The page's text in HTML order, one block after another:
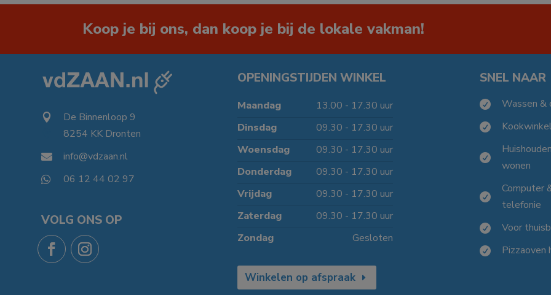
Koop je bij ons, dan koop je bij de lokale vakman!
 De Binnenloop 9
8254 KK Dronten
 info@vdzaan.nl
 06 12 44 02 97
VOLG ONS OP
OPENINGSTIJDEN WINKEL
Maandag
13.00 - 17.30 uur
Dinsdag
09.30 - 17.30 uur
Woensdag
09.30 - 17.30 uur
Donderdag
09.30 - 17.30 uur
Vrijdag
09.30 - 17.30 uur
Zaterdag
09.30 - 17.30 uur
Zondag
Gesloten
Winkelen op afspraak
SNEL NAAR
 Wassen &


wonen

Computer
telefonie
 Voor
 Pizzaoven